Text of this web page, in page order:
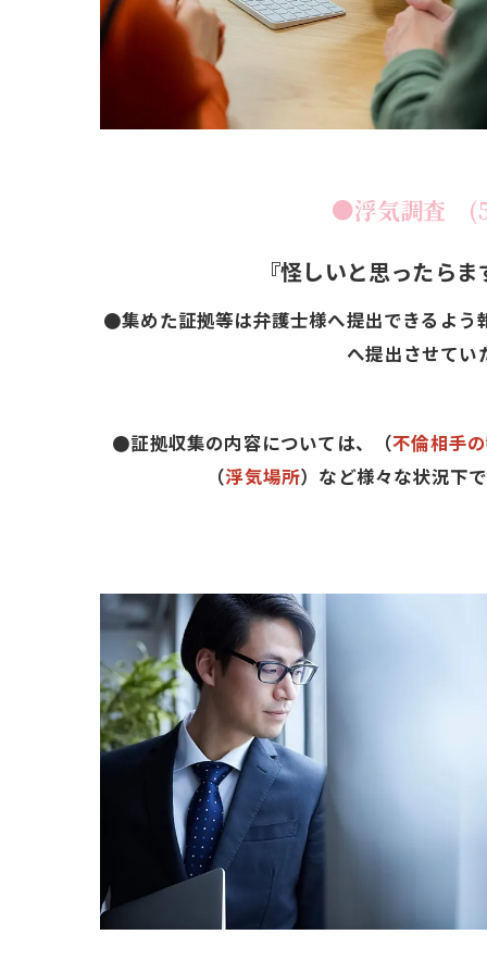
●浮気調査
『怪しいと思ったらま
●集めた証拠等は弁護士様へ提出できるよう
へ提出させてい
●証拠収集の内容については、（不倫相手
（浮気場所）など様々な状況下